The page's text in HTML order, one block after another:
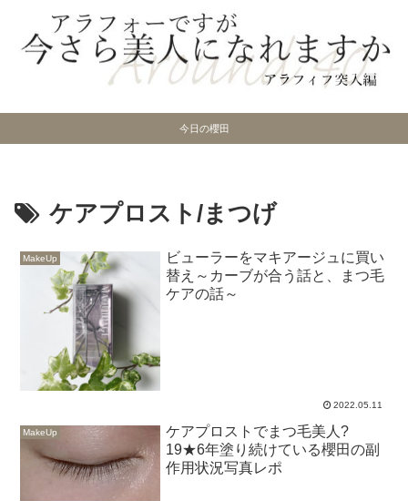
今日の櫻田
ケアプロスト/まつげ
MakeUp
ビューラーをマキアージュに買い
替え～カーブが合う話と、まつ毛
ケアの話～
2022.05.11
MakeUp
ケアプロストでまつ毛美人?
19★6年塗り続けている櫻田の副
作用状況写真レポ